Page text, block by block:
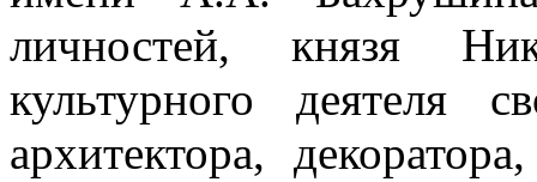
личностей, князя
культурного деятеля
архитектора,